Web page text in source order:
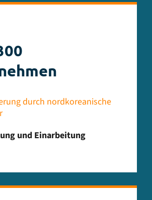
durch nordkoreanische
und Einarbeitung